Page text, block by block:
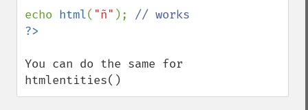
echo html( "ñ" );
You can do the same for
htmlentities()